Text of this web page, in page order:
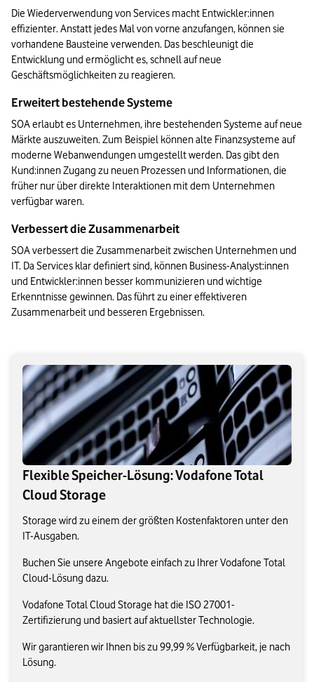
Die Wiederverwendung von Services macht Entwickler:innen
effizienter. Anstatt jedes Mal von vorne anzufangen, können sie
vorhandene Bausteine verwenden. Das beschleunigt die
Entwicklung und ermöglicht es, schnell auf neue
Geschäftsmöglichkeiten zu reagieren.
Erweitert bestehende Systeme
SOA erlaubt es Unternehmen, ihre bestehenden Systeme auf neue
Märkte auszuweiten. Zum Beispiel können alte Finanzsysteme auf
moderne Webanwendungen umgestellt werden. Das gibt den
Kund:innen Zugang zu neuen Prozessen und Informationen, die
früher nur über direkte Interaktionen mit dem Unternehmen
verfügbar waren.
Verbessert die Zusammenarbeit
SOA verbessert die Zusammenarbeit zwischen Unternehmen und
IT. Da Services klar definiert sind, können Business-Analyst:innen
und Entwickler:innen besser kommunizieren und wichtige
Erkenntnisse gewinnen. Das führt zu einer effektiveren
Zusammenarbeit und besseren Ergebnissen.
Flexible Speicher-Lösung: Vodafone Total
Cloud Storage
Storage wird zu einem der größten Kostenfaktoren unter den
IT-Ausgaben.
Buchen Sie unsere Angebote einfach zu Ihrer Vodafone Total
Cloud-Lösung dazu.
Vodafone Total Cloud Storage hat die ISO 27001-
Zertifizierung und basiert auf aktuellster Technologie.
Wir garantieren wir Ihnen bis zu 99,99 % Verfügbarkeit, je nach
Lösung.